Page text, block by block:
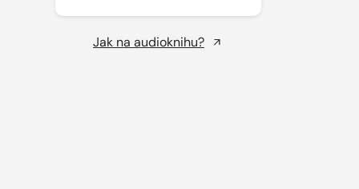
Jak na audioknihu?